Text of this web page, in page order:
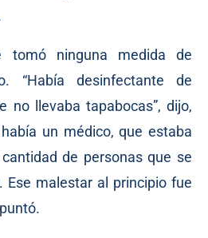
tomó ninguna medida de
“Había desinfectante de
no llevaba tapabocas”, dijo,
un médico, que estaba
de personas que se
Ese malestar al principio fue